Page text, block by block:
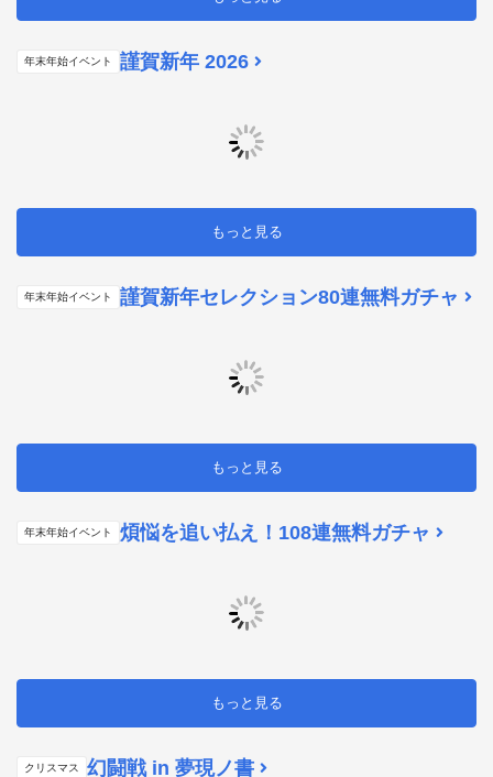
年末年始イベント 謹賀新年 2026
もっと見る
年末年始イベント 謹賀新年セレクション80連無料ガチャ
もっと見る
年末年始イベント 煩悩を追い払え！108連無料ガチャ
もっと見る
クリスマス 幻闘戦 in 夢現ノ書